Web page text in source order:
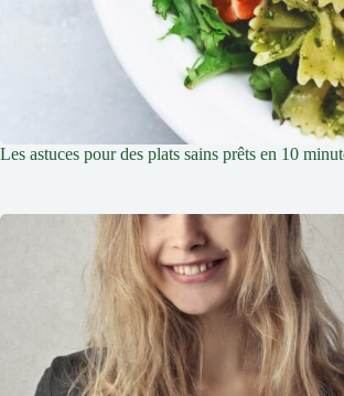
Les astuces pour des plats sains prêts en 10